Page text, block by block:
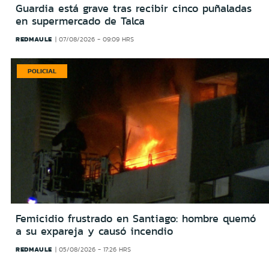
Guardia está grave tras recibir cinco puñaladas
en supermercado de Talca
REDMAULE 07/08/2026 - 09:09 HRS
POLICIAL
Femicidio frustrado en Santiago: hombre quemó
a su expareja y causó incendio
REDMAULE 05/08/2026 - 17:26 HRS